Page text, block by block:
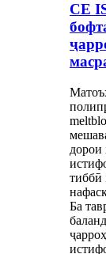
CE
дорои
тиббӣ
Ба